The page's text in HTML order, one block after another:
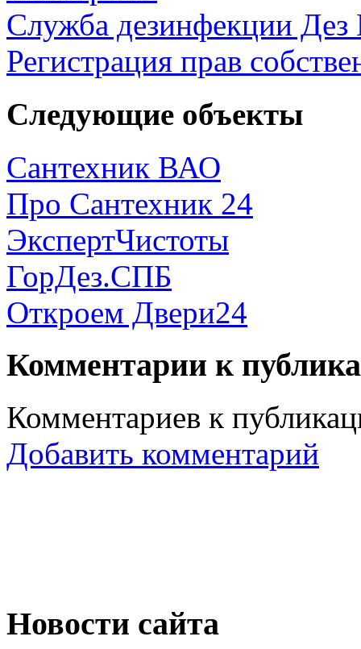
Служба дезинфекции
Регистрация прав
Следующие объекты
Сантехник ВАО
Про Сантехник 24
ЭкспертЧистоты
ГорДез.СПБ
Откроем Двери24
Комментарии к
Комментариев к
Добавить комментарий
Новости сайта